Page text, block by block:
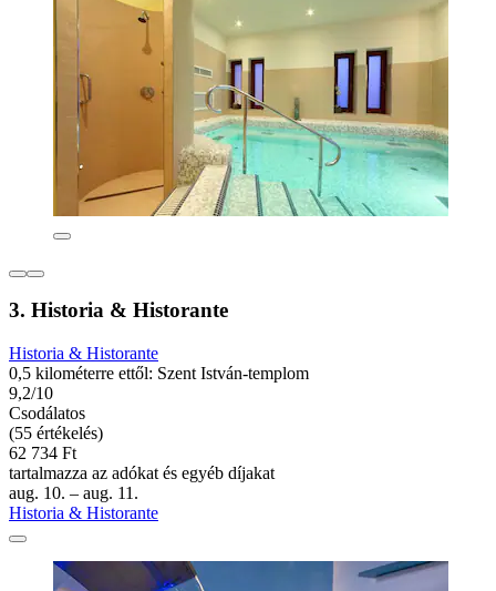
3. Historia & Historante
Historia & Historante
0,5 kilométerre ettől: Szent István-templom
9,2/10
Csodálatos
(55 értékelés)
62 734 Ft
tartalmazza az adókat és egyéb díjakat
aug. 10. – aug. 11.
Historia & Historante